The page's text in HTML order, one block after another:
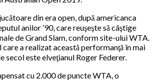
din era open, după americanca
anilor ’90, care reuşeşte să câştige
de Grand Slam, conform site-ului WTA.
care a realizat această performanţă în mai
secol este elveţianul Roger Federer.
cu 2.000 de puncte WTA, o